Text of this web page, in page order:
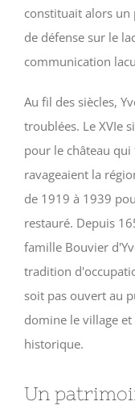
constituait alors un
de défense sur le
communication
Au fil des siècles,
troublées. Le XVIe
pour le château
ravageaient la
de 1919 à 1939
restauré. Depuis
famille Bouvier
tradition
soit pas ouvert au
domine le village
historique.
Un